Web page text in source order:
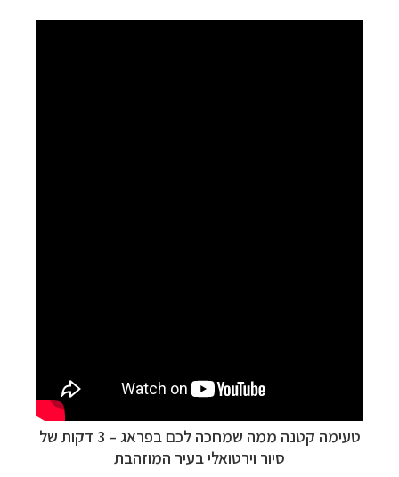
טעימה קטנה ממה שמחכה לכם בפראג – 3 דקות של
סיור וירטואלי בעיר המוזהבת